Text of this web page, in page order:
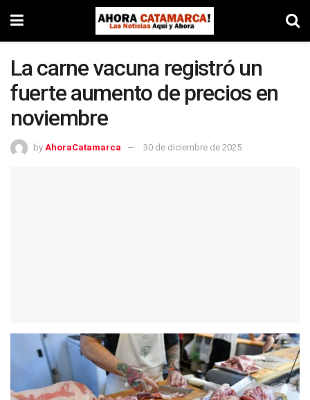
La carne vacuna registró un
fuerte aumento de precios en
noviembre
by AhoraCatamarca 30 de diciembre de 2025